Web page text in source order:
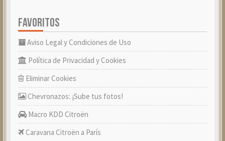
FAVORITOS
Aviso Legal y Condiciones de Uso
Política de Privacidad y Cookies
Eliminar Cookies
Chevronazos: ¡Sube tus fotos!
Macro KDD Citroën
Caravana Citroën a París